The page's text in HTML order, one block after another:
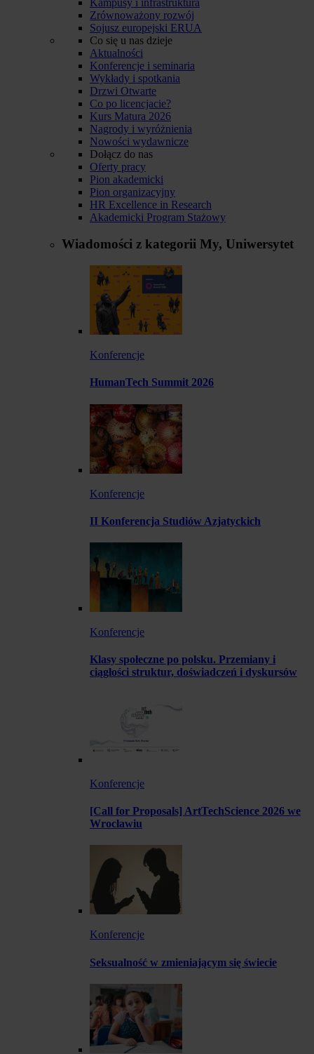
Zrównoważony rozwój
Sojusz europejski ERUA
Co się u nas dzieje
Aktualności
Konferencje i seminaria
Wykłady i spotkania
Drzwi Otwarte
Co po licencjacie?
Kurs Matura 2026
Nagrody i wyróżnienia
Nowości wydawnicze
Dołącz do nas
Oferty pracy
Pion akademicki
Pion organizacyjny
HR Excellence in Research
Akademicki Program Stażowy
Wiadomości z kategorii My, Uniwersytet
Konferencje
HumanTech Summit 2026
Konferencje
II Konferencja Studiów Azjatyckich
Konferencje
Klasy społeczne po polsku. Przemiany i
ciągłości struktur, doświadczeń i dyskursów
Konferencje
[Call for Proposals] ArtTechScience 2026 we
Wrocławiu
Konferencje
Seksualność w zmieniającym się świecie